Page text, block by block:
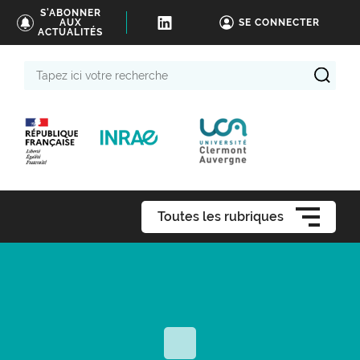
S'ABONNER
AUX
ACTUALITÉS
SE CONNECTER
Toutes les rubriques